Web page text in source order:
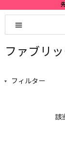
ファブリ
フィルター
該